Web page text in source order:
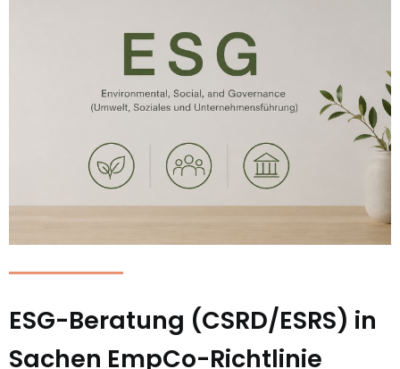
ESG-Beratung (CSRD/ESRS) in
Sachen EmpCo-Richtlinie